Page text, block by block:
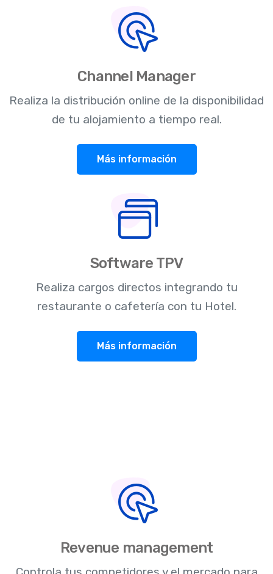
Channel Manager
Realiza la distribución online de la disponibilidad
de tu alojamiento a tiempo real.
Más información
Software TPV
Realiza cargos directos integrando tu
restaurante o cafetería con tu Hotel.
Más información
Revenue management